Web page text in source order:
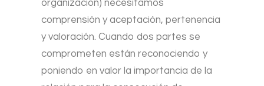
organización) necesitamos
comprensión y aceptación, pertenencia
y valoración. Cuando dos partes se
comprometen están reconociendo y
poniendo en valor la importancia de la